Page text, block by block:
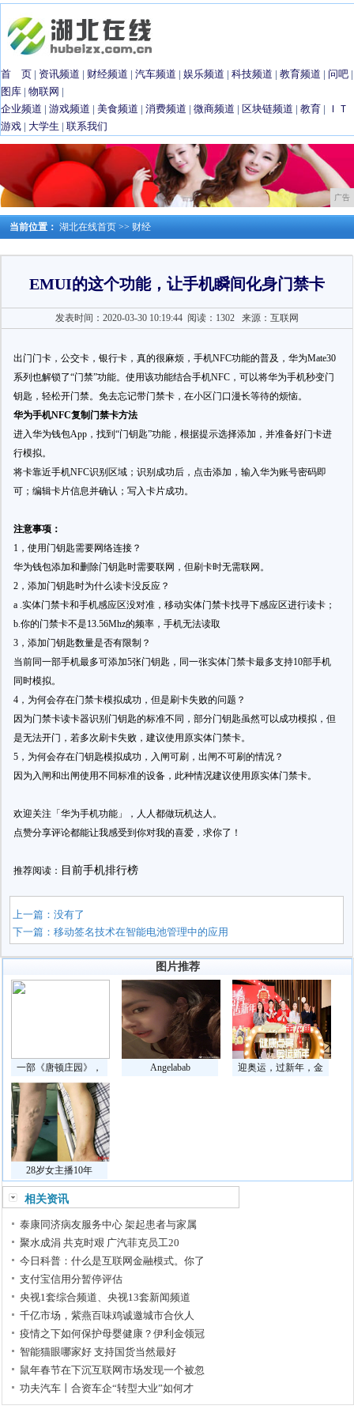
首 页 | 资讯频道 | 财经频道 | 汽车频道 | 娱乐频道 | 科技频道 | 教育频道 | 问吧 |
图库 | 物联网 |
企业频道 | 游戏频道 | 美食频道 | 消费频道 | 微商频道 | 区块链频道 | 教育 |
ＩＴ
游戏 | 大学生 | 联系我们
广告
当前位置： 湖北在线首页 >> 财经
EMUI的这个功能，让手机瞬间化身门禁卡
发表时间：2020-03-30 10:19:44 阅读：1302来源：互联网
出门门卡，公交卡，银行卡，真的很麻烦，手机NFC功能的普及，华为Mate30
系列也解锁了“门禁”功能。使用该功能结合手机NFC，可以将华为手机秒变门
钥匙，轻松开门禁。免去忘记带门禁卡，在小区门口漫长等待的烦恼。
华为手机NFC复制门禁卡方法
进入华为钱包App，找到“门钥匙”功能，根据提示选择添加，并准备好门卡进
行模拟。
将卡靠近手机NFC识别区域；识别成功后，点击添加，输入华为账号密码即
可；编辑卡片信息并确认；写入卡片成功。
注意事项：
1，使用门钥匙需要网络连接？
华为钱包添加和删除门钥匙时需要联网，但刷卡时无需联网。
2，添加门钥匙时为什么读卡没反应？
a .实体门禁卡和手机感应区没对准，移动实体门禁卡找寻下感应区进行读卡；
b.你的门禁卡不是13.56Mhz的频率，手机无法读取
3，添加门钥匙数量是否有限制？
当前同一部手机最多可添加5张门钥匙，同一张实体门禁卡最多支持10部手机
同时模拟。
4，为何会存在门禁卡模拟成功，但是刷卡失败的问题？
因为门禁卡读卡器识别门钥匙的标准不同，部分门钥匙虽然可以成功模拟，但
是无法开门，若多次刷卡失败，建议使用原实体门禁卡。
5，为何会存在门钥匙模拟成功，入闸可刷，出闸不可刷的情况？
因为入闸和出闸使用不同标准的设备，此种情况建议使用原实体门禁卡。
欢迎关注「华为手机功能」，人人都做玩机达人。​​​​
点赞分享评论都能让我感受到你对我的喜爱，求你了！
推荐阅读： 目前手机排行榜
上一篇：没有了
下一篇：移动签名技术在智能电池管理中的应用
图片推荐
一部《唐顿庄园》， Angelabab 迎奥运，过新年，金
28岁女主播10年
相关资讯
泰康同济病友服务中心 架起患者与家属
聚水成涓 共克时艰 广汽菲克员工20
今日科普：什么是互联网金融模式。你了
支付宝信用分暂停评估
央视1套综合频道、央视13套新闻频道
千亿市场，紫燕百味鸡诚邀城市合伙人
疫情之下如何保护母婴健康？伊利金领冠
智能猫眼哪家好 支持国货当然最好
鼠年春节在下沉互联网市场发现一个被忽
功夫汽车丨合资车企“转型大业”如何才